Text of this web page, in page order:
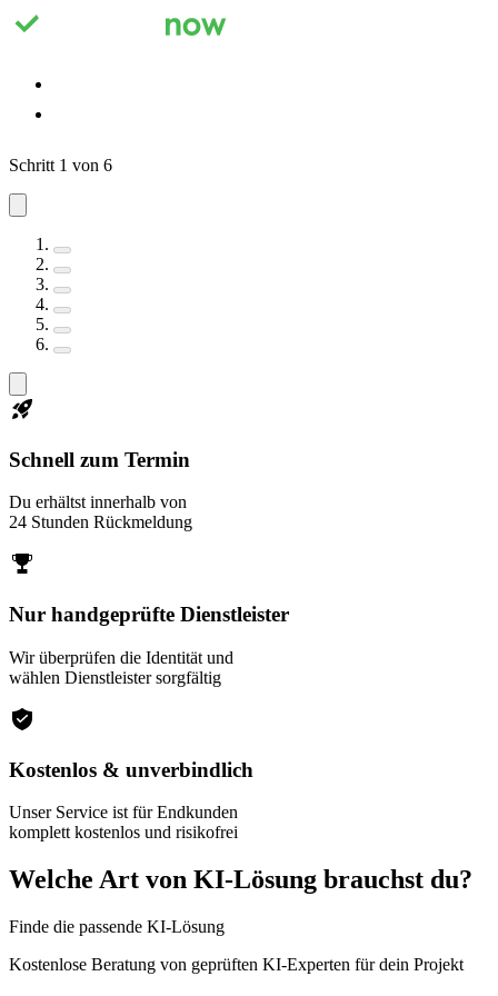
Schritt 1 von 6
Schnell zum Termin
Du erhältst innerhalb von
24 Stunden Rückmeldung
Nur handgeprüfte Dienstleister
Wir überprüfen die Identität und
wählen Dienstleister sorgfältig
Kostenlos & unverbindlich
Unser Service ist für Endkunden
komplett kostenlos und risikofrei
Welche Art von KI-Lösung brauchst du?
Finde die passende KI-Lösung
Kostenlose Beratung von geprüften KI-Experten für dein Projekt